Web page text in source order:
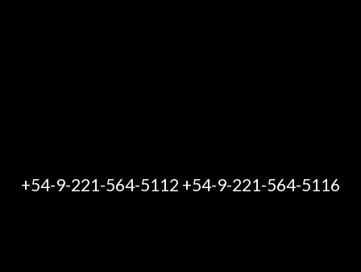
+54-9-221-564-5112 +54-9-221-564-5116